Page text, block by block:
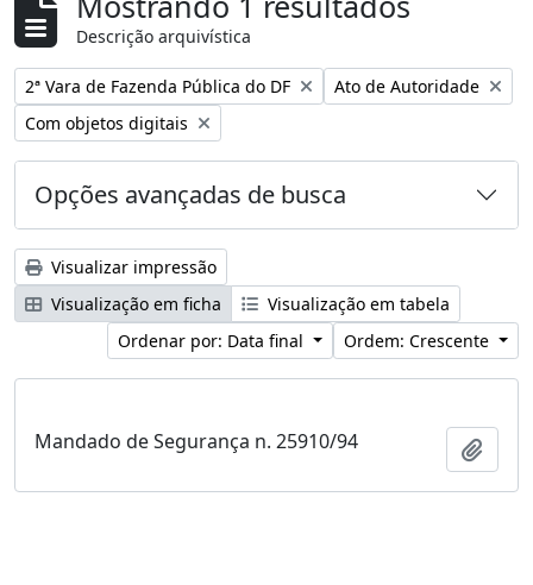
Descrição arquivística
Remover filtro:
2ª Vara de Fazenda Pública do DF Remover filtro:
Ato de Autoridade
Remover filtro:
Com objetos digitais
Opções avançadas de busca
Visualizar impressão
Visualização em ficha
Visualização em tabela
Ordenar por: Data final
Ordem: Crescente
Mandado de Segurança n. 25910/94